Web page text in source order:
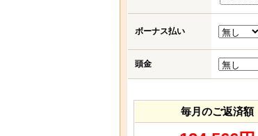
ボーナス払い
頭金
毎月のご返済額